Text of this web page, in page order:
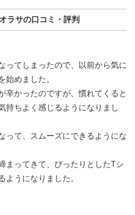
ラサの口コミ・評判
ってしまったので、以前から気に
始めました。
辛かったのですが、慣れてくると
持ちよく感じるようになりまし
って、スムーズにできるようにな
まってきて、ぴったりとしたTシ
ようになりました。